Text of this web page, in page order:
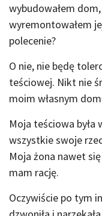
wybudowałem
wyremontowałem
polecenie?
O nie, nie będę
teściowej. Nikt nie
moim własnym
Moja teściowa była
wszystkie swoje
Moja żona nawet
mam rację.
Oczywiście po tym